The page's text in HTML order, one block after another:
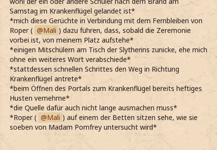
Samstag im Krankenflügel gelandet ist*
*mich diese Gerüchte in Verbindung mit dem Fernbleiben von
Roper (
Mali ) dazu führen, dass, sobald die Zeremonie
vorbei ist, von meinem Platz aufstehe*
*einigen Mitschülern am Tisch der Slytherins zunicke, ehe mich
ohne ein weiteres Wort verabschiede*
*stattdessen schnellen Schrittes den Weg in Richtung
Krankenflügel antrete*
*beim Öffnen des Portals zum Krankenflügel bereits heftiges
Husten vernehme*
*die Quelle dafür auch nicht lange ausmachen muss*
*Roper (
Mali ) auf einem der Betten sitzen sehe, wie sie
soeben von Madam Pomfrey untersucht wird*